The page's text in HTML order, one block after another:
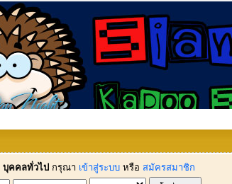
บุคคลทั่วไป กรุณา เข้าสู่ระบบ หรือ สมัครสมาชิก